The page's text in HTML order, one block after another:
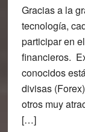
Gracias a la
tecnología,
participar en
financieros.
conocidos
divisas
otros muy
[…]